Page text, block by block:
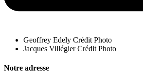
Geoffrey Edely Crédit Photo
Jacques Villégier Crédit Photo
Notre adresse